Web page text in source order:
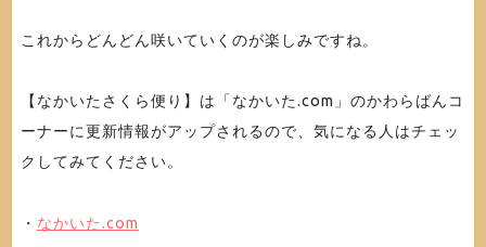
これからどんどん咲いていくのが楽しみですね。
【なかいたさくら便り】は「なかいた.com」のかわらばんコ
ーナーに更新情報がアップされるので、気になる人はチェッ
クしてみてください。
・ なかいた.com